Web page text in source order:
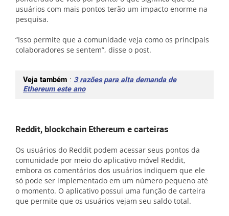
usuários com mais pontos terão um impacto enorme na
pesquisa.
“Isso permite que a comunidade veja como os principais
colaboradores se sentem”, disse o post.
Veja também : 3 razões para alta demanda de
Ethereum este ano
Reddit, blockchain Ethereum e carteiras
Os usuários do Reddit podem acessar seus pontos da
comunidade por meio do aplicativo móvel Reddit,
embora os comentários dos usuários indiquem que ele
só pode ser implementado em um número pequeno até
o momento. O aplicativo possui uma função de carteira
que permite que os usuários vejam seu saldo total.